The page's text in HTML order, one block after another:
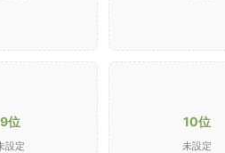
9位
設定
10位
未設定